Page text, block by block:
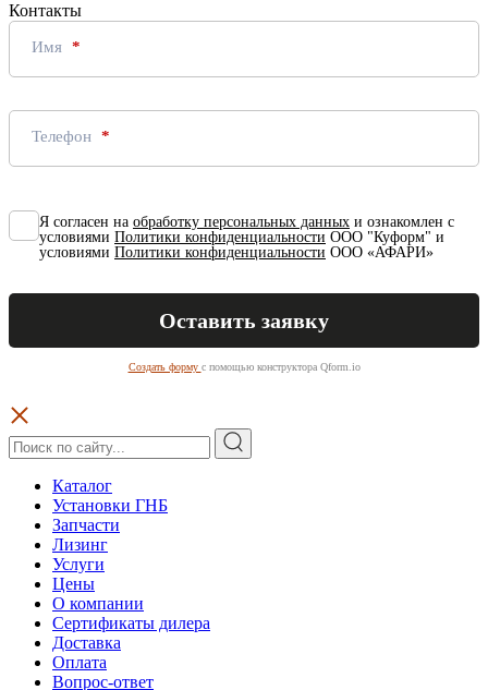
Контакты
Имя
Телефон
Я согласен на обработку персональных данных и ознакомлен с
условиями Политики конфиденциальности ООО "Куформ" и
условиями Политики конфиденциальности ООО «АФАРИ»
Создать форму с помощью конструктора Qform.io
Каталог
Установки ГНБ
Запчасти
Лизинг
Услуги
Цены
О компании
Сертификаты дилера
Доставка
Оплата
Вопрос-ответ